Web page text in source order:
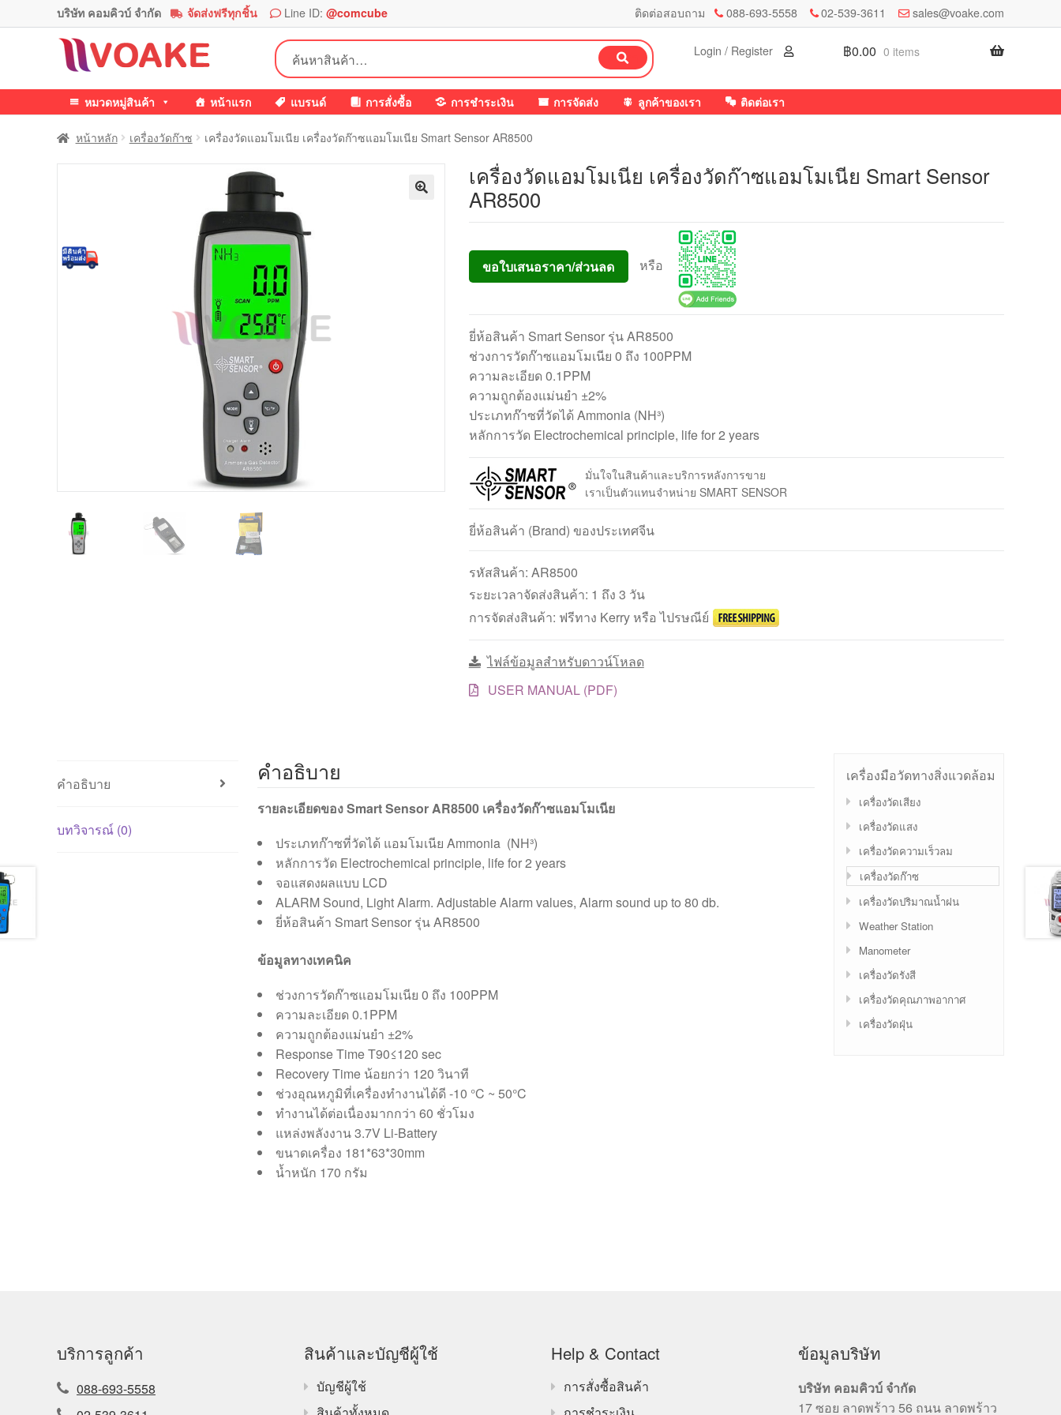
บริษัท คอมคิวบ์ จำกัด จัดส่งฟรีทุกชิ้น Line ID: @comcube ติดต่อสอบถาม 088-693-5558 02-539-3611 sales@voake.com
Skip
to
Skip
to
ค้นหา:
ค้นหา ฿0.00 0 items
Login / Register
หมวดหมู่สินค้า หน้าแรก แบรนด์ การสั่งซื้อ การชำระเงิน การจัดส่ง ลูกค้าของเรา ติดต่อเรา
หน้าหลัก เครื่องวัดก๊าซ เครื่องวัดแอมโมเนีย เครื่องวัดก๊าซแอมโมเนีย Smart Sensor AR8500
เครื่องวัดแอมโมเนีย เครื่องวัดก๊าซแอมโมเนีย Smart Sensor
AR8500
ขอใบเสนอราคา/ส่วนลด หรือ
ยี่ห้อสินค้า Smart Sensor รุ่น AR8500
ช่วงการวัดก๊าซแอมโมเนีย 0 ถึง 100PPM
ความละเอียด 0.1PPM
ความถูกต้องแม่นยำ ±2%
ประเภทก๊าซที่วัดได้ Ammonia (NH³)
หลักการวัด Electrochemical principle, life for 2 years
มั่นใจในสินค้าและบริการหลังการขาย
เราเป็นตัวแทนจำหน่าย SMART SENSOR
ยี่ห้อสินค้า (Brand) ของประเทศจีน
รหัสสินค้า: AR8500
ระยะเวลาจัดส่งสินค้า: 1 ถึง 3 วัน
การจัดส่งสินค้า: ฟรีทาง Kerry หรือ ไปรษณีย์
ไฟล์ข้อมูลสำหรับดาวน์โหลด
USER MANUAL (PDF)
คำอธิบาย
บทวิจารณ์ (0)
คำอธิบาย
รายละเอียดของ Smart Sensor AR8500 เครื่องวัดก๊าซแอมโมเนีย
ประเภทก๊าซที่วัดได้ แอมโมเนีย Ammonia (NH³)
หลักการวัด Electrochemical principle, life for 2 years
จอแสดงผลแบบ LCD
ALARM Sound, Light Alarm. Adjustable Alarm values, Alarm sound up to 80 db.
ยี่ห้อสินค้า Smart Sensor รุ่น AR8500
ข้อมูลทางเทคนิค
ช่วงการวัดก๊าซแอมโมเนีย 0 ถึง 100PPM
ความละเอียด 0.1PPM
ความถูกต้องแม่นยำ ±2%
Response Time T90≤120 sec
Recovery Time น้อยกว่า 120 วินาที
ช่วงอุณหภูมิที่เครื่องทำงานได้ดี -10 °C ~ 50°C
ทำงานได้ต่อเนื่องมากกว่า 60 ชั่วโมง
แหล่งพลังงาน 3.7V Li-Battery
ขนาดเครื่อง 181*63*30mm
น้ำหนัก 170 กรัม
เครื่องมือวัดทางสิ่งแวดล้อม
เครื่องวัดเสียง
เครื่องวัดแสง
เครื่องวัดความเร็วลม
เครื่องวัดก๊าซ
เครื่องวัดปริมาณน้ำฝน
Weather Station
Manometer
เครื่องวัดรังสี
เครื่องวัดคุณภาพอากาศ
เครื่องวัดฝุ่น
บริการลูกค้า
088-693-5558
สินค้าและบัญชีผู้ใช้
บัญชีผู้ใช้
Help & Contact
การสั่งซื้อสินค้า
ข้อมูลบริษัท
บริษัท คอมคิวบ์ จำกัด
17 ซอย ลาดพร้าว 56 ถนน ลาดพร้าว